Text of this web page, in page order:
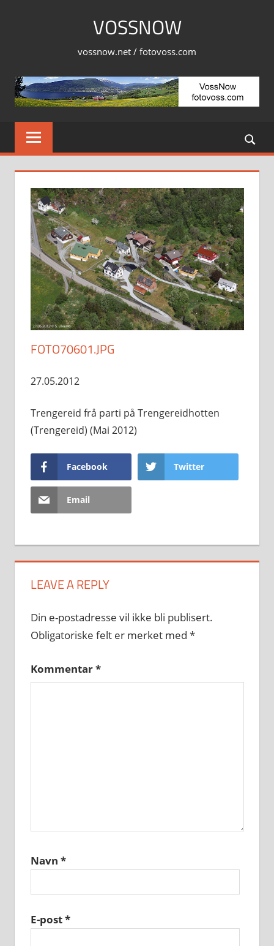
VOSSNOW
vossnow.net / fotovoss.com
FOTO70601.JPG
27.05.2012
Trengereid frå parti på Trengereidhotten
(Trengereid) (Mai 2012)
Facebook Twitter
Email
LEAVE A REPLY
Din e-postadresse vil ikke bli publisert.
Obligatoriske felt er merket med *
Kommentar*
Navn *
E-post*